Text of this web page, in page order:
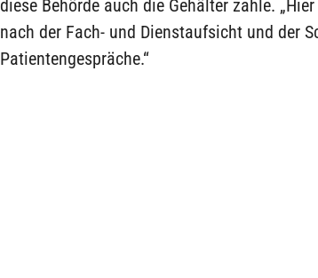
diese Behörde auch die Gehälter zahle.
nach der Fach- und Dienstaufsicht und der
Patientengespräche.“